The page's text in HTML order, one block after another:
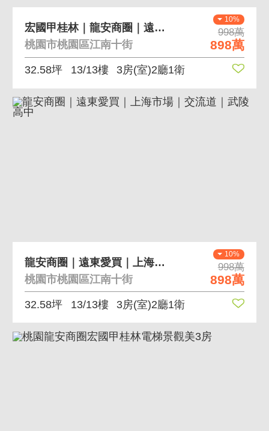
10%
998萬
898萬
宏國甲桂林｜龍安商圈｜遠東愛買｜武陵高中｜交流道
桃園市桃園區江南十街
32.58坪 13/13樓 3房(室)2廳1衛
10%
998萬
898萬
龍安商圈｜遠東愛買｜上海市場｜交流道｜武陵高中
桃園市桃園區江南十街
32.58坪 13/13樓 3房(室)2廳1衛